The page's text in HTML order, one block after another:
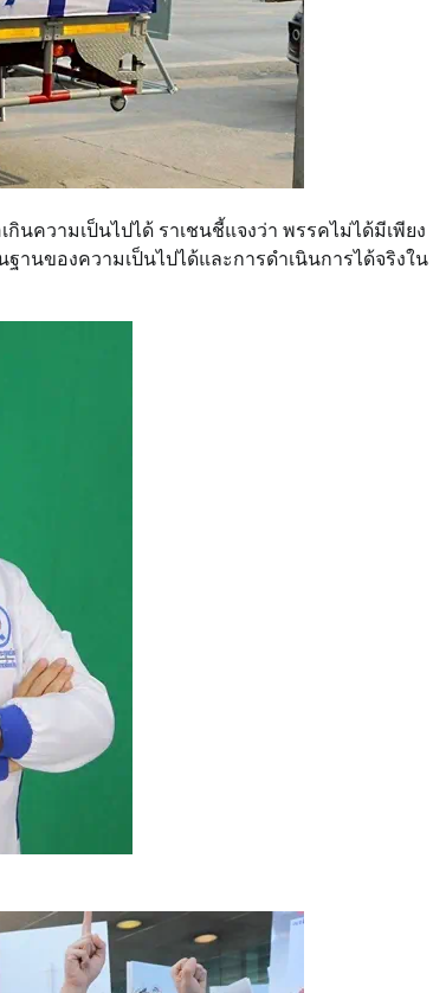
นความเป็นไปได้ ราเชนชี้แจงว่า พรรคไม่ได้มีเพียง
านของความเป็นไปได้และการดำเนินการได้จริงใน